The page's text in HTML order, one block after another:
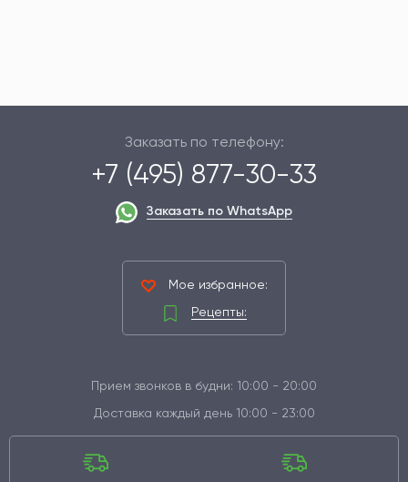
Заказать по телефону:
+7 (495) 877-30-33
Заказать по WhatsApp
Мое избранное:
Рецепты:
Прием звонков в будни: 10:00 - 20:00
Доставка каждый день 10:00 - 23:00